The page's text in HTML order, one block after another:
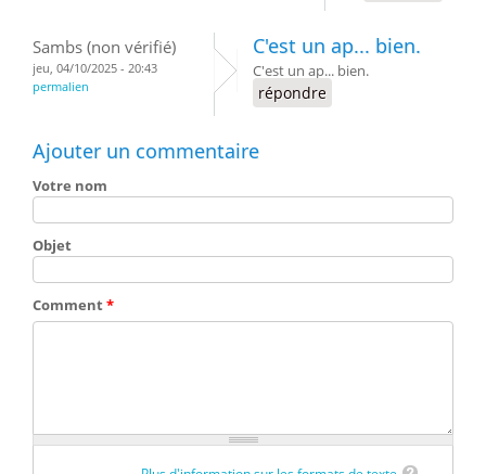
Sambs (non vérifié)
jeu, 04/10/2025 - 20:43
permalien
C'est un ap... bien.
C'est un ap... bien.
répondre
Ajouter un commentaire
Votre nom
Objet
Comment*